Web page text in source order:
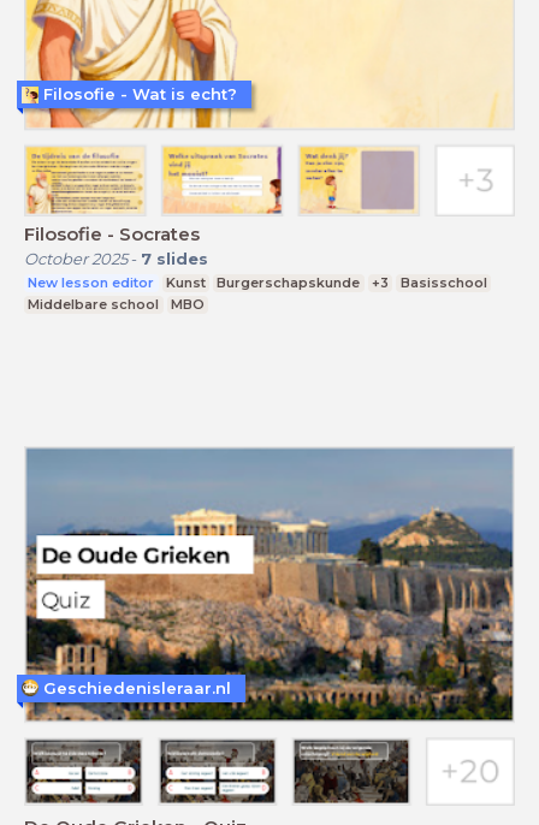
Filosofie - Socrates
October 2025- 7 slides
New lesson editor Kunst Burgerschapskunde +3
Basisschool
Middelbare school
MBO
Filosofie - Wat is echt?
Geschiedenisleraar.nl